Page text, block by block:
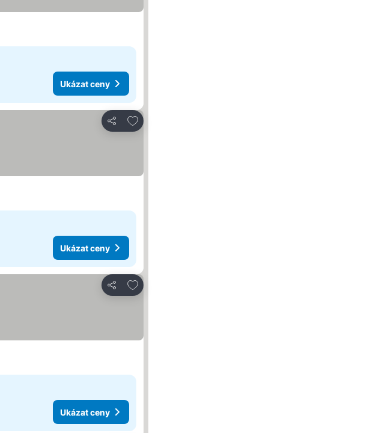
Ukázat ceny
Sdílet
Přidat na seznam oblíbených hotelů
Ukázat ceny
Sdílet
Přidat na seznam oblíbených hotelů
Ukázat ceny